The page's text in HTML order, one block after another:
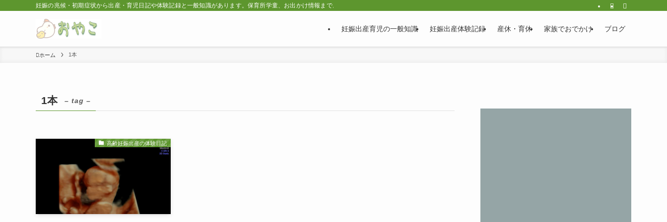
妊娠の兆候・初期症状から出産・育児日記や体験記録と一般知識があります。保育所学童、お出かけ情報まで。
妊娠出産育児の一般知識 妊娠出産体験記録 産休・育休 家族でおでかけ ブログ
ホーム 1本
1本 – tag –
高齢妊娠出産の体験日記